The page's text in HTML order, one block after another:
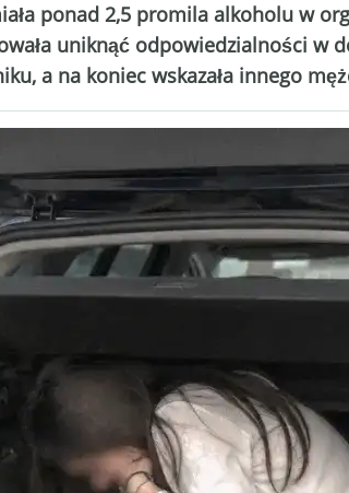
ponad 2,5 promila alkoholu w
uniknąć odpowiedzialności w
a na koniec wskazała innego